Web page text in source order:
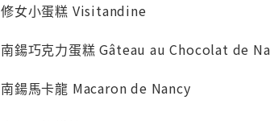
修女小蛋糕 Visitandine
南鍚巧克力蛋糕 Gâteau au Chocolat de
南鍚馬卡龍 Macaron de Nancy